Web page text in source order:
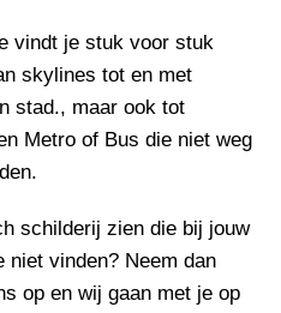
vindt je stuk voor stuk
skylines tot en met
stad., maar ook tot
Metro of Bus die niet weg
schilderij zien die bij jouw
niet vinden? Neem dan
op en wij gaan met je op